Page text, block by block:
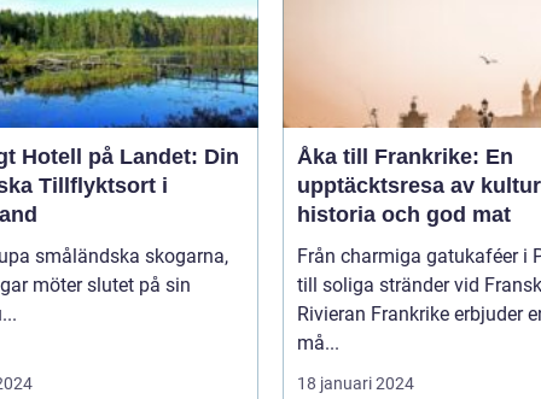
Hotell på Landet: Din
Tillflyktsort i
småländska skogarna,
möter slutet på sin
Åka till Frankrike: En
upptäcktsresa av
historia och god mat
Från charmiga gatukaféer i
till soliga stränder vid
Rivieran Frankrike erbjuder en
må...
18 januari 2024